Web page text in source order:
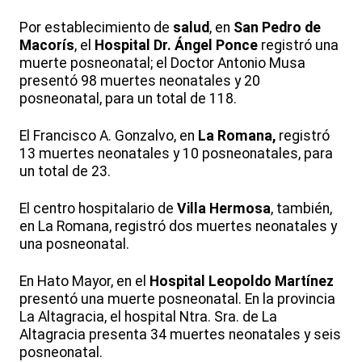
Por establecimiento de salud, en San Pedro de
Macorís, el Hospital Dr. Ángel Ponce registró una
muerte posneonatal; el Doctor Antonio Musa
presentó 98 muertes neonatales y 20
posneonatal, para un total de 118.
El Francisco A. Gonzalvo, en La Romana, registró
13 muertes neonatales y 10 posneonatales, para
un total de 23.
El centro hospitalario de Villa Hermosa, también,
en La Romana, registró dos muertes neonatales y
una posneonatal.
En Hato Mayor, en el Hospital Leopoldo Martínez
presentó una muerte posneonatal. En la provincia
La Altagracia, el hospital Ntra. Sra. de La
Altagracia presenta 34 muertes neonatales y seis
posneonatal.